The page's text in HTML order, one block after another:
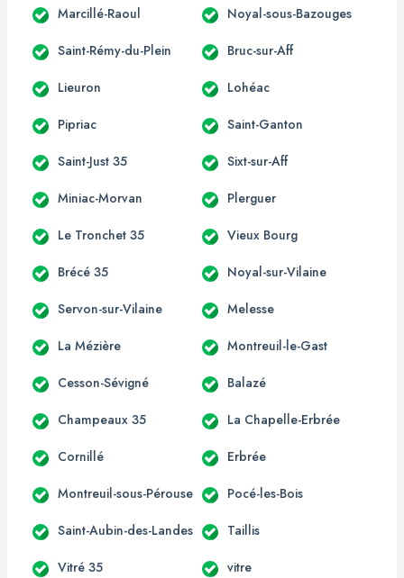
Marcillé-Raoul Noyal-sous-Bazouges
Saint-Rémy-du-Plein Bruc-sur-Aff
Lieuron Lohéac
Pipriac Saint-Ganton
Saint-Just 35 Sixt-sur-Aff
Miniac-Morvan Plerguer
Le Tronchet 35 Vieux Bourg
Brécé 35 Noyal-sur-Vilaine
Servon-sur-Vilaine Melesse
La Mézière Montreuil-le-Gast
Cesson-Sévigné Balazé
Champeaux 35 La Chapelle-Erbrée
Cornillé Erbrée
Montreuil-sous-Pérouse Pocé-les-Bois
Saint-Aubin-des-Landes Taillis
Vitré 35 vitre